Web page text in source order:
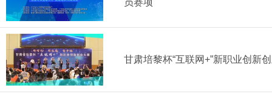
员赛项
甘肃培黎杯“互联网+”新职业创新